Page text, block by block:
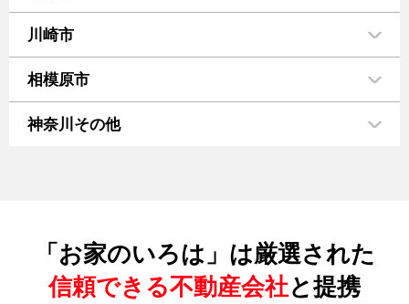
川崎市
相模原市
神奈川その他
「お家のいろは」は厳選された
信頼できる不動産会社と提携